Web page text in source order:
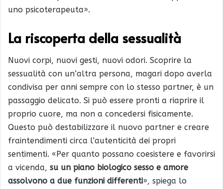
uno psicoterapeuta».
La riscoperta della sessualità
Nuovi corpi, nuovi gesti, nuovi odori. Scoprire la
sessualità con un’altra persona, magari dopo averla
condivisa per anni sempre con lo stesso partner, è un
passaggio delicato. Si può essere pronti a riaprire il
proprio cuore, ma non a concedersi fisicamente.
Questo può destabilizzare il nuovo partner e creare
fraintendimenti circa l’autenticità dei propri
sentimenti. «Per quanto possano coesistere e favorirsi
a vicenda, su un piano biologico sesso e amore
assolvono a due funzioni differenti», spiega lo